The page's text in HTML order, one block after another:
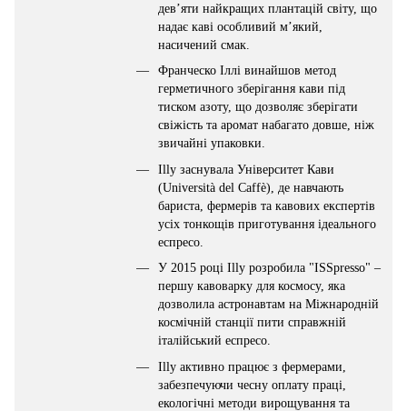
дев’яти найкращих плантацій світу, що
надає каві особливий м’який,
насичений смак.
Франческо Іллі винайшов метод
герметичного зберігання кави під
тиском азоту, що дозволяє зберігати
свіжість та аромат набагато довше, ніж
звичайні упаковки.
Illy заснувала Університет Кави
(Università del Caffè), де навчають
бариста, фермерів та кавових експертів
усіх тонкощів приготування ідеального
еспресо.
У 2015 році Illy розробила "ISSpresso" –
першу кавоварку для космосу, яка
дозволила астронавтам на Міжнародній
космічній станції пити справжній
італійський еспресо.
Illy активно працює з фермерами,
забезпечуючи чесну оплату праці,
екологічні методи вирощування та